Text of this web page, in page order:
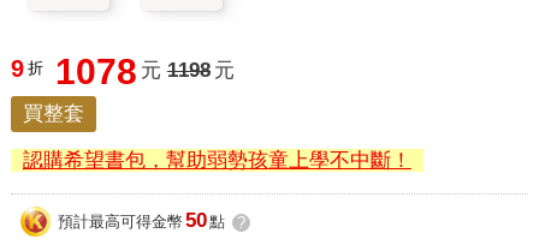
9 折 1078 元 1198 元
買整套
認購希望書包，幫助弱勢孩童上學不中斷！
預計最高可得金幣 50點 ?